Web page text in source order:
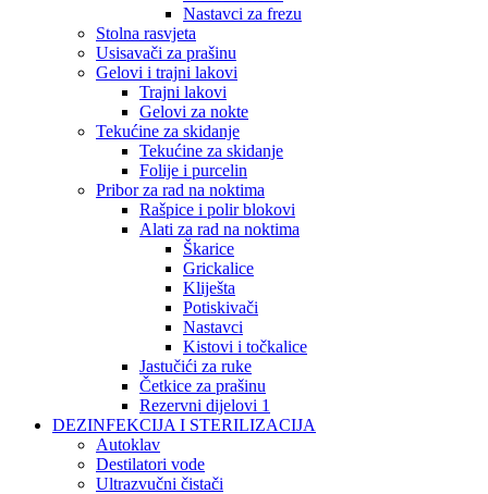
Nastavci za frezu
Stolna rasvjeta
Usisavači za prašinu
Gelovi i trajni lakovi
Trajni lakovi
Gelovi za nokte
Tekućine za skidanje
Tekućine za skidanje
Folije i purcelin
Pribor za rad na noktima
Rašpice i polir blokovi
Alati za rad na noktima
Škarice
Grickalice
Kliješta
Potiskivači
Nastavci
Kistovi i točkalice
Jastučići za ruke
Četkice za prašinu
Rezervni dijelovi 1
DEZINFEKCIJA I STERILIZACIJA
Autoklav
Destilatori vode
Ultrazvučni čistači